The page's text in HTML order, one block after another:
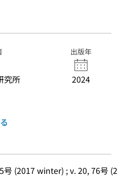
究所
出版年
2024
(2017 winter) ; v. 20, 76号 (2